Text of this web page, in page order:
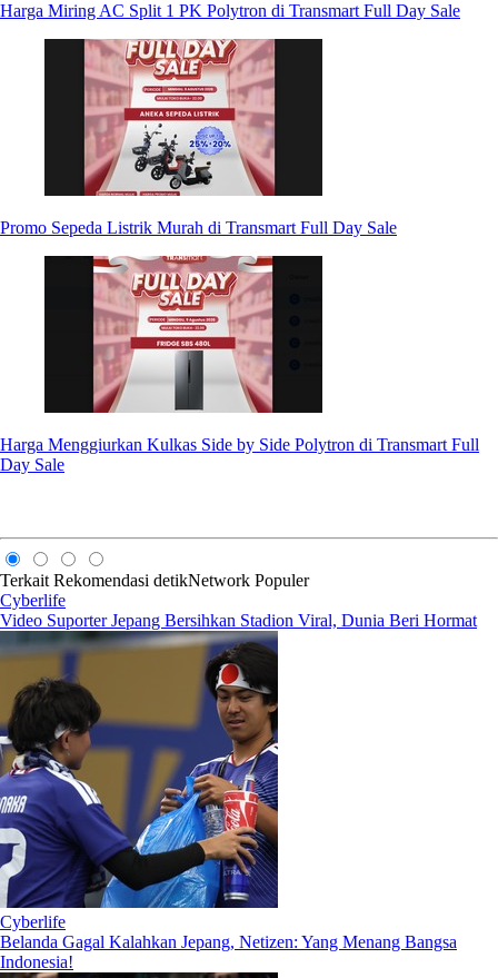
Harga Miring AC Split 1 PK Polytron di Transmart Full Day Sale
Promo Sepeda Listrik Murah di Transmart Full Day Sale
Harga Menggiurkan Kulkas Side by Side Polytron di Transmart Full
Day Sale
Terkait Rekomendasi detikNetwork Populer
Cyberlife
Video Suporter Jepang Bersihkan Stadion Viral, Dunia Beri Hormat
Cyberlife
Belanda Gagal Kalahkan Jepang, Netizen: Yang Menang Bangsa
Indonesia!